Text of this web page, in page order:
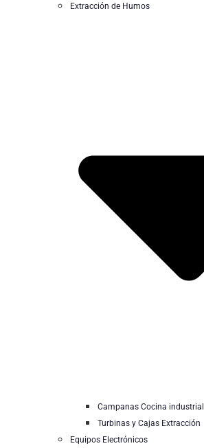
Extracción de Humos
Campanas Cocina industrial
Turbinas y Cajas Extracción
Equipos Electrónicos